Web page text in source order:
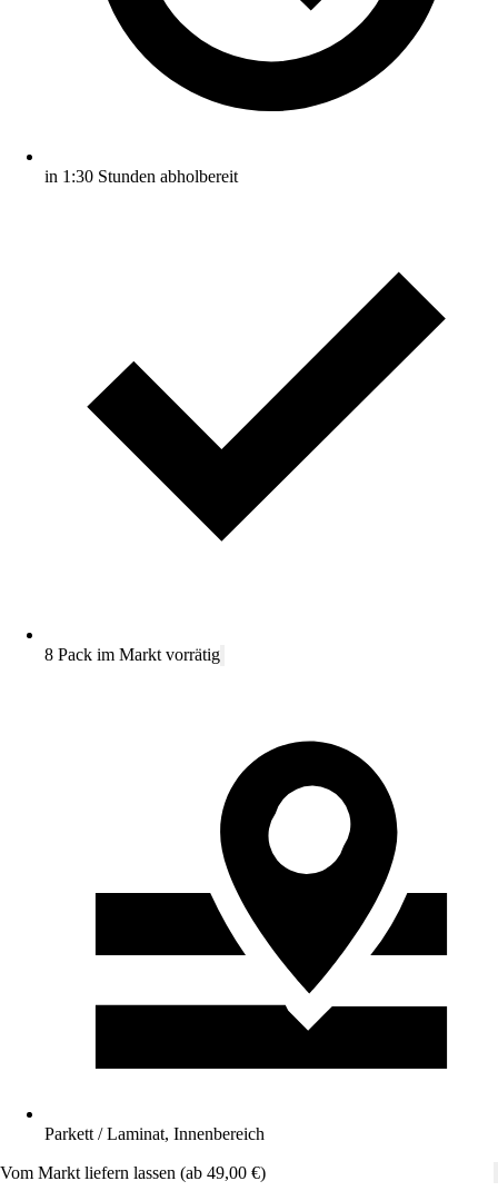
in 1:30 Stunden abholbereit
8 Pack im Markt vorrätig
Parkett / Laminat, Innenbereich
Vom Markt liefern lassen (ab 49,00 €)